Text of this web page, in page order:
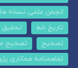
انجمن علمی نسخه
تاریخ خط
تحقیق
تصحیح
تصحیح
تفاهمنامه همکاری